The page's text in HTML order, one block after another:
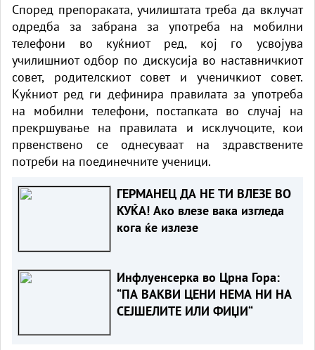
Според препораката, училиштата треба да вклучат
одредба за забрана за употреба на мобилни
телефони во куќниот ред, кој го усвојува
училишниот одбор по дискусија во наставничкиот
совет, родителскиот совет и ученичкиот совет.
Куќниот ред ги дефинира правилата за употреба
на мобилни телефони, постапката во случај на
прекршување на правилата и исклучоците, кои
првенствено се однесуваат на здравствените
потреби на поединечните ученици.
ГЕРМАНЕЦ ДА НЕ ТИ ВЛЕЗЕ ВО
КУЌА! Ако влезе вака изгледа
кога ќе излезе
Инфлуенсерка во Црна Гора:
“ПА ВАКВИ ЦЕНИ НЕМА НИ НА
СЕЈШЕЛИТЕ ИЛИ ФИЏИ“